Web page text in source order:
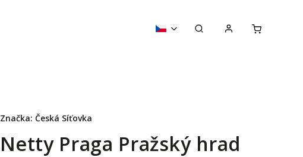
Netty Praga Pražský hrad
Značka: Česká Síťovka